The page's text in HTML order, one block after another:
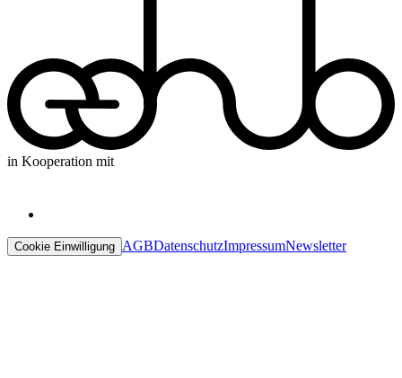
in Kooperation mit
Cookie Einwilligung AGBDatenschutzImpressumNewsletter